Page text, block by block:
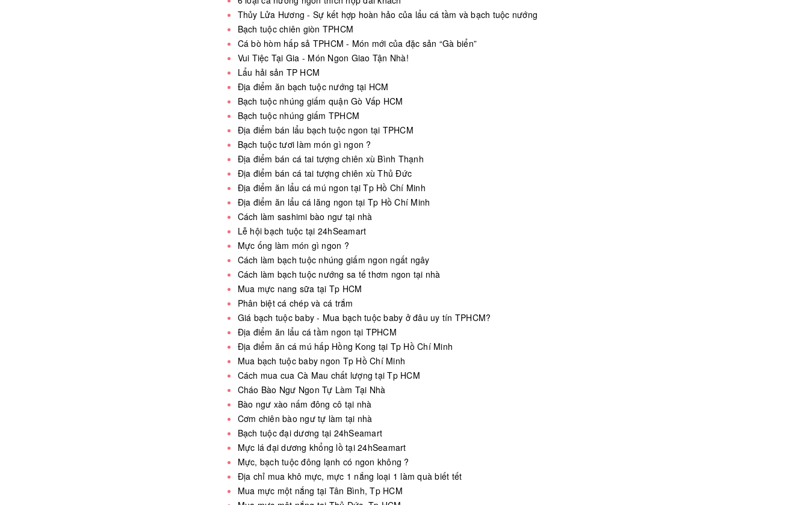
Thủy Lửa Hương - Sự kết hợp hoàn hảo của lẩu cá tầm và bạch tuộc nướng
Bạch tuộc chiên giòn TPHCM
Cá bò hòm hấp sả TPHCM - Món mới của đặc sản “Gà biển”
Vui Tiệc Tại Gia - Món Ngon Giao Tận Nhà!
Lẩu hải sản TP HCM
Địa điểm ăn bạch tuộc nướng tại HCM
Bạch tuộc nhúng giấm quận Gò Vấp HCM
Bạch tuộc nhúng giấm TPHCM
Địa điểm bán lẩu bạch tuộc ngon tại TPHCM
Bạch tuộc tươi làm món gì ngon ?
Địa điểm bán cá tai tượng chiên xù Bình Thạnh
Địa điểm bán cá tai tượng chiên xù Thủ Đức
Địa điểm ăn lẩu cá mú ngon tại Tp Hồ Chí Minh
Địa điểm ăn lẩu cá lăng ngon tại Tp Hồ Chí Minh
Cách làm sashimi bào ngư tại nhà
Lễ hội bạch tuộc tại 24hSeamart
Mực ống làm món gì ngon ?
Cách làm bạch tuộc nhúng giấm ngon ngất ngây
Cách làm bạch tuộc nướng sa tế thơm ngon tại nhà
Mua mực nang sữa tại Tp HCM
Phân biệt cá chép và cá trắm
Giá bạch tuộc baby - Mua bạch tuộc baby ở đâu uy tín TPHCM?
Địa điểm ăn lẩu cá tầm ngon tại TPHCM
Địa điểm ăn cá mú hấp Hồng Kong tại Tp Hồ Chí Minh
Mua bạch tuộc baby ngon Tp Hồ Chí Minh
Cách mua cua Cà Mau chất lượng tại Tp HCM
Cháo Bào Ngư Ngon Tự Làm Tại Nhà
Bào ngư xào nấm đông cô tại nhà
Cơm chiên bào ngư tự làm tại nhà
Bạch tuộc đại dương tại 24hSeamart
Mực lá đại dương khổng lồ tại 24hSeamart
Mực, bạch tuộc đông lạnh có ngon không ?
Địa chỉ mua khô mực, mực 1 nắng loại 1 làm quà biết tết
Mua mực một nắng tại Tân Bình, Tp HCM